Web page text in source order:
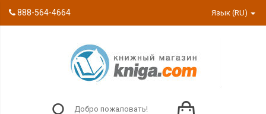
888-564-4664 Язык (RU)
Добро пожаловать!